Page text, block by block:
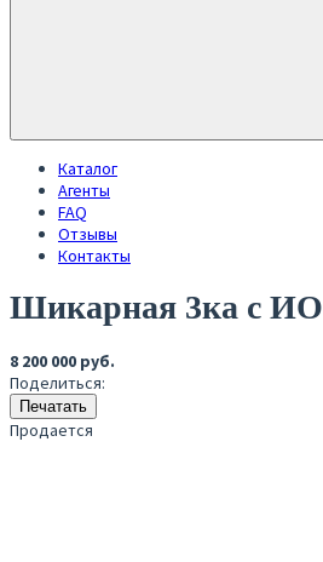
Каталог
Агенты
FAQ
Отзывы
Контакты
Шикарная 3ка с ИО
8 200 000 руб.
Поделиться:
Печатать
Продается